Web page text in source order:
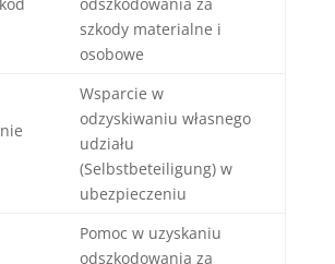
szkody materialne i
osobowe
Wsparcie w
odzyskiwaniu własnego
udziału
(Selbstbeteiligung) w
ubezpieczeniu
Pomoc w uzyskaniu
odszkodowania za